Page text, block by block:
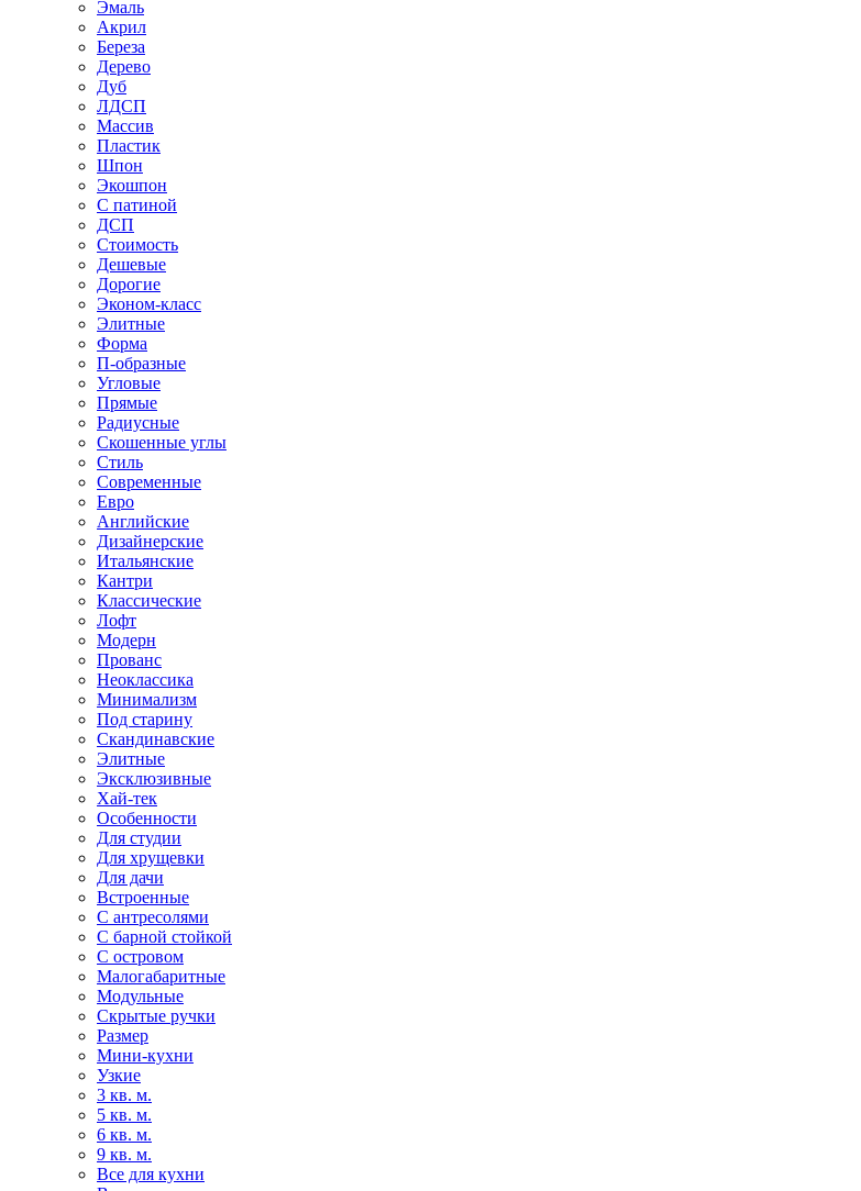
Эмаль
Акрил
Береза
Дерево
Дуб
ЛДСП
Массив
Пластик
Шпон
Экошпон
С патиной
ДСП
Стоимость
Дешевые
Дорогие
Эконом-класс
Элитные
Форма
П-образные
Угловые
Прямые
Радиусные
Скошенные углы
Стиль
Современные
Евро
Английские
Дизайнерские
Итальянские
Кантри
Классические
Лофт
Модерн
Прованс
Неоклассика
Минимализм
Под старину
Скандинавские
Элитные
Эксклюзивные
Хай-тек
Особенности
Для студии
Для хрущевки
Для дачи
Встроенные
С антресолями
С барной стойкой
С островом
Малогабаритные
Модульные
Скрытые ручки
Размер
Мини-кухни
Узкие
3 кв. м.
5 кв. м.
6 кв. м.
9 кв. м.
Все для кухни